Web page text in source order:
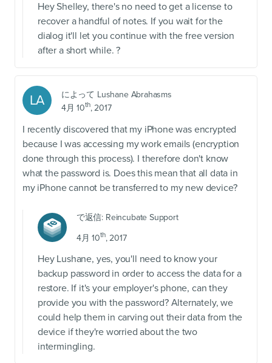
Hey Shelley, there's no need to get a license to
recover a handful of notes. If you wait for the
dialog it'll let you continue with the free version
after a short while. ?
LA によって Lushane Abrahasms
4月 10th, 2017
I recently discovered that my iPhone was encrypted
because I was accessing my work emails (encryption
done through this process). I therefore don't know
what the password is. Does this mean that all data in
my iPhone cannot be transferred to my new device?
で返信: Reincubate Support
4月 10th, 2017
Hey Lushane, yes, you'll need to know your
backup password in order to access the data for a
restore. If it's your employer's phone, can they
provide you with the password? Alternately, we
could help them in carving out their data from the
device if they're worried about the two
intermingling.